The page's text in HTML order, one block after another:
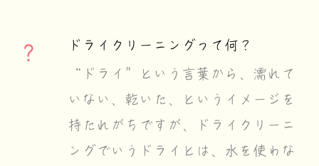
ドライクリーニングって何？
“ドライ”という言葉から、濡れて
いない、乾いた、というイメージを
持たれがちですが、ドライクリーニ
ングでいうドライとは、水を使わな